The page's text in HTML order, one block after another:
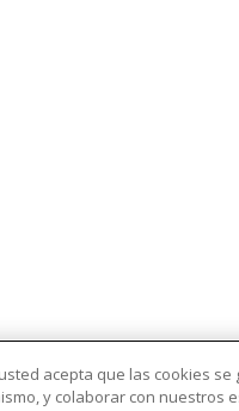
acepta que las cookies
y colaborar con nuestros